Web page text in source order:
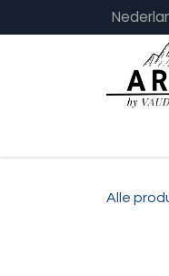
Overslaan naar inhoud
Alle